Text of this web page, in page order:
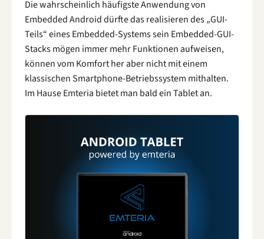
Die wahrscheinlich häufigste Anwendung von
Embedded Android dürfte das realisieren des „GUI-
Teils“ eines Embedded-Systems sein Embedded-GUI-
Stacks mögen immer mehr Funktionen aufweisen,
können vom Komfort her aber nicht mit einem
klassischen Smartphone-Betriebssystem mithalten.
Im Hause Emteria bietet man bald ein Tablet an.